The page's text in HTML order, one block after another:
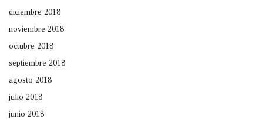
diciembre 2018
noviembre 2018
octubre 2018
septiembre 2018
agosto 2018
julio 2018
junio 2018